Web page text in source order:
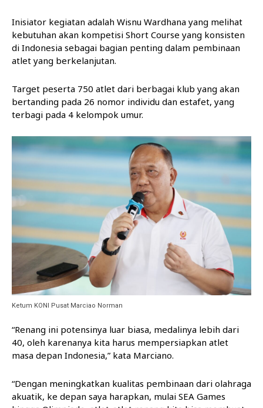
Inisiator kegiatan adalah Wisnu Wardhana yang melihat
kebutuhan akan kompetisi Short Course yang konsisten
di Indonesia sebagai bagian penting dalam pembinaan
atlet yang berkelanjutan.
Target peserta 750 atlet dari berbagai klub yang akan
bertanding pada 26 nomor individu dan estafet, yang
terbagi pada 4 kelompok umur.
Ketum KONI Pusat Marciao Norman
“Renang ini potensinya luar biasa, medalinya lebih dari
40, oleh karenanya kita harus mempersiapkan atlet
masa depan Indonesia,” kata Marciano.
“Dengan meningkatkan kualitas pembinaan dari olahraga
akuatik, ke depan saya harapkan, mulai SEA Games